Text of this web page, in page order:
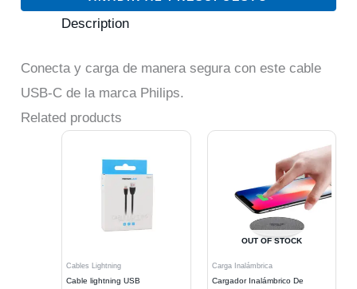
Description
Conecta y carga de manera segura con este cable
USB-C de la marca Philips.
Related products
Cables Lightning
Cable lightning USB
OUT OF STOCK
Carga Inalámbrica
Cargador Inalámbrico De